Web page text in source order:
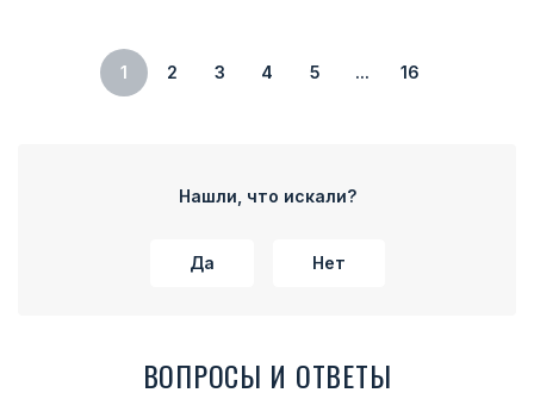
1 2 3 4 5 ... 16
Нашли, что искали?
Да Нет
ВОПРОСЫ И ОТВЕТЫ